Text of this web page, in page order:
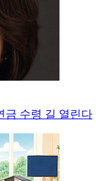
금 수령 길 열린다